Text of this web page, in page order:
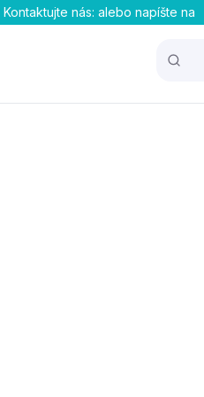
Kontaktujte nás: alebo napíšte na